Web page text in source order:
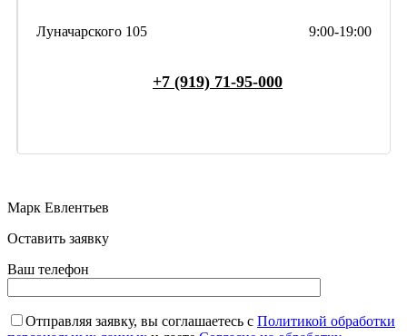
9:00-19:00
Луначарского 105
+7 (919) 71-95-000
Марк Евлентьев
Оставить заявку
Ваш телефон
Отправляя заявку, вы соглашаетесь с Политикой обработки